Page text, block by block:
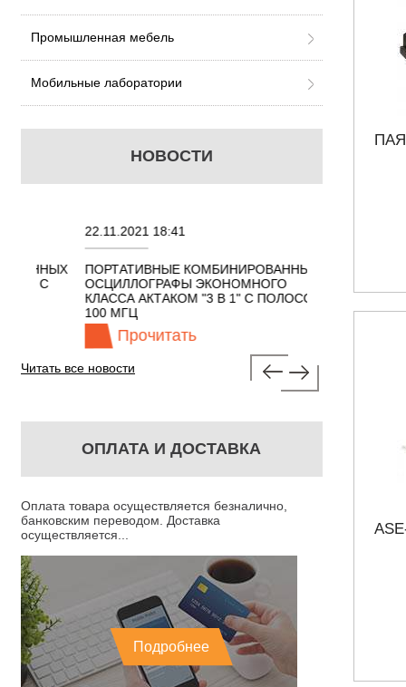
Промышленная мебель
Мобильные лаборатории
НОВОСТИ
22.11.2021 18:41
ПОРТАТИВНЫЕ КОМБИНИРОВАННЫЕ
ОСЦИЛЛОГРАФЫ ЭКОНОМНОГО
КЛАССА АКТАКОМ "3 В 1" С ПОЛОСОЙ
100 МГЦ
Прочитать
ОСЦИЛЛОГРАФЫ
Читать все новости
ОПЛАТА И ДОСТАВКА
Оплата товара осуществляется безналично,
банковским переводом. Доставка
осуществляется...
Подробнее